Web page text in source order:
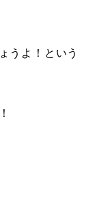
うよ！という